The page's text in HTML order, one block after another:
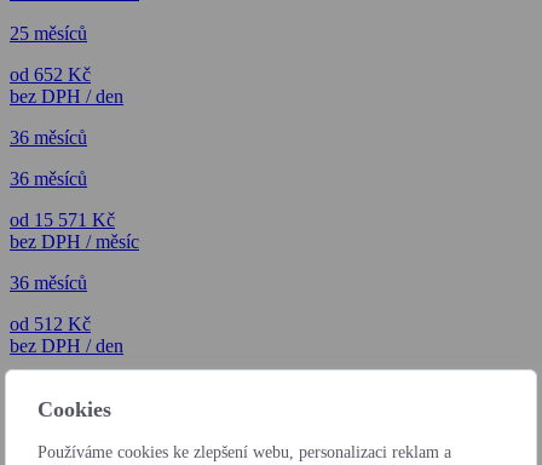
Cookies
Používáme cookies ke zlepšení webu, personalizaci reklam a
25 měsíců
od 652 Kč
bez DPH / den
36 měsíců
36 měsíců
od 15 571 Kč
bez DPH / měsíc
36 měsíců
od 512 Kč
bez DPH / den